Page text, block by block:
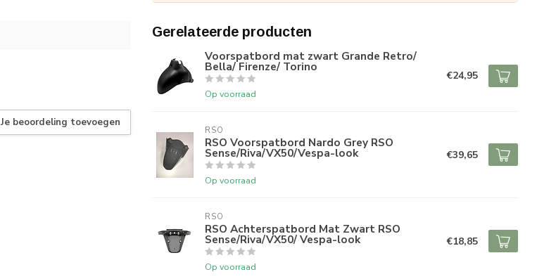
Je beoordeling toevoegen
Gerelateerde producten
Voorspatbord mat zwart Grande Retro/
Bella/ Firenze/ Torino
Op voorraad
€24,95
RSO
RSO Voorspatbord Nardo Grey RSO
Sense/Riva/VX50/Vespa-look
Op voorraad
€39,65
RSO
RSO Achterspatbord Mat Zwart RSO
Sense/Riva/VX50/ Vespa-look
Op voorraad
€18,85